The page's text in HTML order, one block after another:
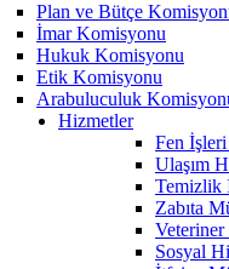
Plan ve Bütçe
İmar Komisyonu
Hukuk Komisyonu
Etik Komisyonu
Arabuluculuk
Hizmetler
Fen
Ulaşım
Temizlik
Zabıta
Sosyal